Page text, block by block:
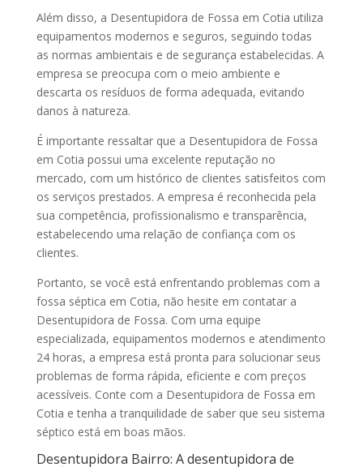
Além disso, a Desentupidora de Fossa em Cotia utiliza
equipamentos modernos e seguros, seguindo todas
as normas ambientais e de segurança estabelecidas. A
empresa se preocupa com o meio ambiente e
descarta os resíduos de forma adequada, evitando
danos à natureza.
É importante ressaltar que a Desentupidora de Fossa
em Cotia possui uma excelente reputação no
mercado, com um histórico de clientes satisfeitos com
os serviços prestados. A empresa é reconhecida pela
sua competência, profissionalismo e transparência,
estabelecendo uma relação de confiança com os
clientes.
Portanto, se você está enfrentando problemas com a
fossa séptica em Cotia, não hesite em contatar a
Desentupidora de Fossa. Com uma equipe
especializada, equipamentos modernos e atendimento
24 horas, a empresa está pronta para solucionar seus
problemas de forma rápida, eficiente e com preços
acessíveis. Conte com a Desentupidora de Fossa em
Cotia e tenha a tranquilidade de saber que seu sistema
séptico está em boas mãos.
Desentupidora Bairro: A desentupidora de